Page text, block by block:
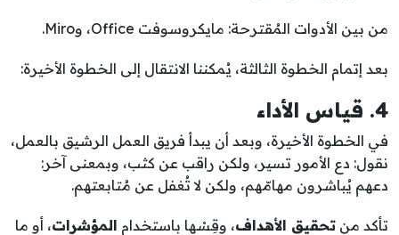
من بين الأدوات المُقترحة: مايكروسوفت Office، وMiro.
بعد إتمام الخطوة الثالثة، يُمكننا الانتقال إلى الخطوة الأخيرة:
4. قياس الأداء
في الخطوة الأخيرة، وبعد أن يبدأ فريق العمل الرشيق بالعمل،
نقول: دع الأمور تسير، ولكن راقب عن كثب، وبمعنى آخر:
دعهم يُباشرون مهامّهم، ولكن لا تُغفل عن مُتابعتهم.
تأكد من تحقيق الأهداف، وقِسْها باستخدام المؤشرات، أو ما